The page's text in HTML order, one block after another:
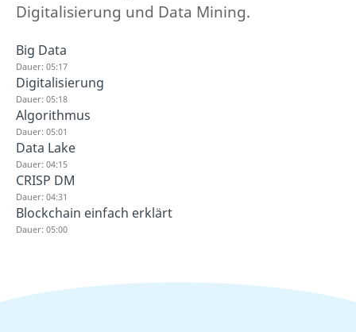
Digitalisierung und Data Mining.
Big Data
Dauer: 05:17
Digitalisierung
Dauer: 05:18
Algorithmus
Dauer: 05:01
Data Lake
Dauer: 04:15
CRISP DM
Dauer: 04:31
Blockchain einfach erklärt
Dauer: 05:00